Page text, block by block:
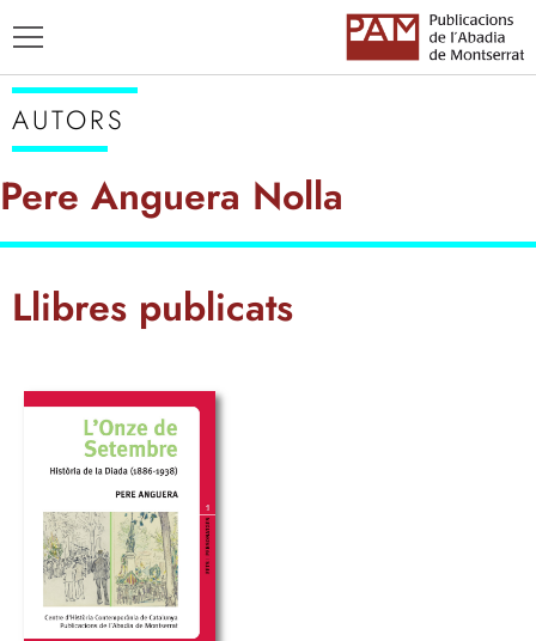
AUTORS
ENSENYAMENT CATALÀ
AUTORS
Pere Anguera Nolla
Llibres publicats